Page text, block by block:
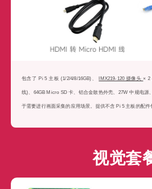
包含了 Pi 5 主板 (1/2/4/8/16GB)、IMX219-120 摄像头× 2
线)、64GB Micro SD 卡、铝合金散热外壳、27W 中规电
于需要进行画面采集的应用场景。提供不含 Pi 5 主板的配件
视觉套